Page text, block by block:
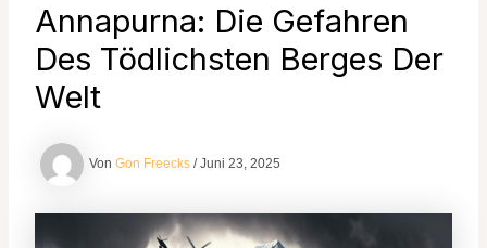
Annapurna: Die Gefahren
Des Tödlichsten Berges Der
Welt
Von Gon Freecks /Juni 23, 2025